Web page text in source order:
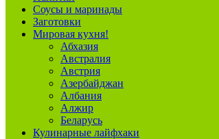
Соусы и маринады
Заготовки
Мировая кухня!
Абхазия
Австралия
Австрия
Азербайджан
Албания
Алжир
Беларусь
Кулинарные лайфхаки